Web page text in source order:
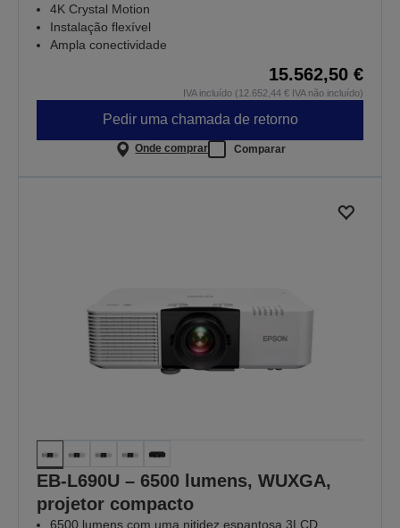
4K Crystal Motion
Instalação flexível
Ampla conectividade
15.562,50 €
IVA incluído (12.652,44 € IVA não incluído)
Pedir uma chamada de retorno
Onde comprar Comparar
EB-L690U – 6500 lumens, WUXGA,
projetor compacto
6500 lumens com uma nitidez espantosa 3LCD